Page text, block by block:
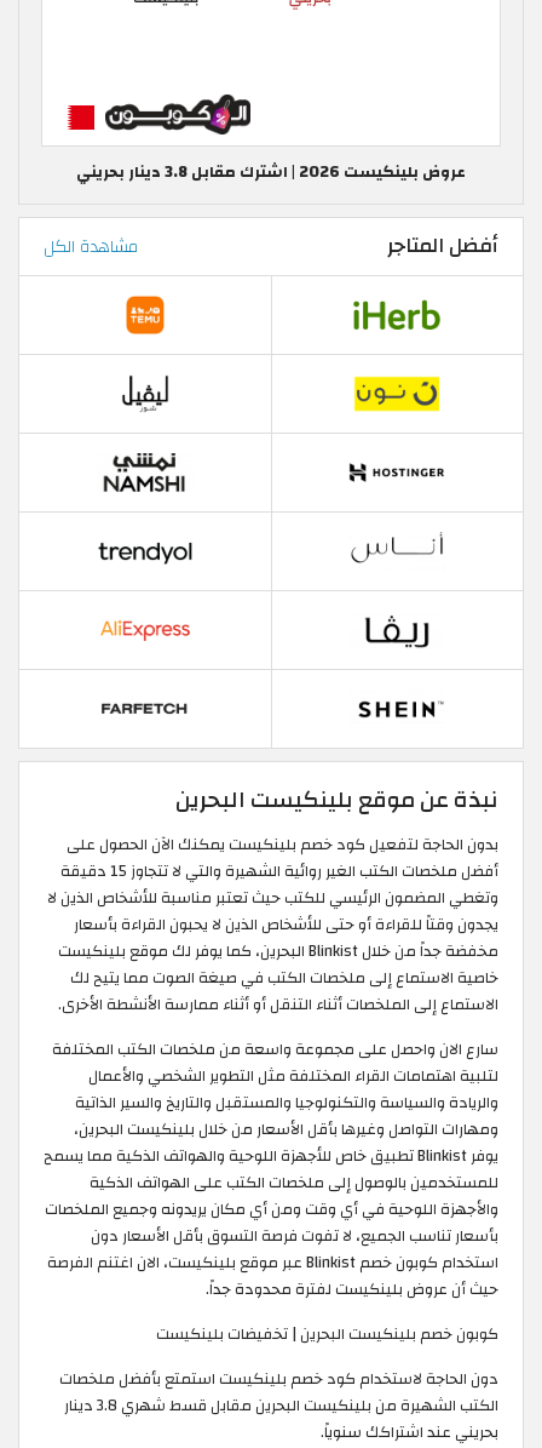
عروض بلينكيست 2026 | اشترك مقابل 3.8 دينار بحريني
أفضل المتاجر مشاهدة الكل
نبذة عن موقع بلينكيست البحرين
بدون الحاجة لتفعيل كود خصم بلينكيست يمكنك الآن الحصول على
أفضل ملخصات الكتب الغير روائية الشهيرة والتي لا تتجاوز 15 دقيقة
وتغطي المضمون الرئيسي للكتب حيث تعتبر مناسبة للأشخاص الذين لا
يجدون وقتاً للقراءة أو حتى للأشخاص الذين لا يحبون القراءة بأسعار
مخفضة جداً من خلال Blinkist البحرين، كما يوفر لك موقع بلينكيست
خاصية الاستماع إلى ملخصات الكتب في صيغة الصوت مما يتيح لك
الاستماع إلى الملخصات أثناء التنقل أو أثناء ممارسة الأنشطة الأخرى.
سارع الان واحصل على مجموعة واسعة من ملخصات الكتب المختلفة
لتلبية اهتمامات القراء المختلفة مثل التطوير الشخصي والأعمال
والريادة والسياسة والتكنولوجيا والمستقبل والتاريخ والسير الذاتية
ومهارات التواصل وغيرها بأقل الأسعار من خلال بلينكيست البحرين،
يوفر Blinkist تطبيق خاص للأجهزة اللوحية والهواتف الذكية مما يسمح
للمستخدمين بالوصول إلى ملخصات الكتب على الهواتف الذكية
والأجهزة اللوحية في أي وقت ومن أي مكان يريدونه وجميع الملخصات
بأسعار تناسب الجميع، لا تفوت فرصة التسوق بأقل الأسعار دون
استخدام كوبون خصم Blinkist عبر موقع بلينكيست، الان اغتنم الفرصة
حيث أن عروض بلينكيست لفترة محدودة جداً. ​
كوبون خصم بلينكيست البحرين | تخفيضات بلينكيست
دون الحاجة لاستخدام كود خصم بلينكيست استمتع بأفضل ملخصات
الكتب الشهيرة من بلينكيست البحرين مقابل قسط شهري 3.8 دينار
بحريني عند اشتراكك سنوياً.